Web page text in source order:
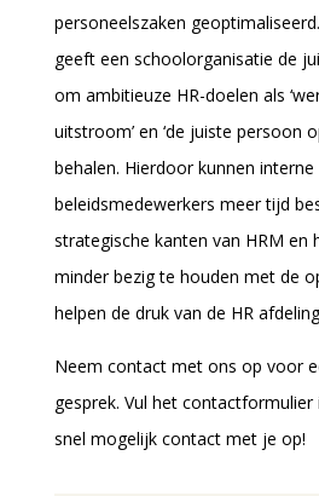
personeelszaken
geeft een schoolorganisatie de
om ambitieuze HR-doelen als
uitstroom’ en ‘de juiste persoon
behalen. Hierdoor kunnen interne
beleidsmedewerkers meer tijd
strategische kanten van HRM en
minder bezig te houden met de
helpen de druk van de HR
Neem contact met ons op voor
gesprek. Vul het
snel mogelijk contact met je op!